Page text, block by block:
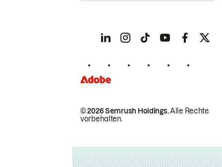
© 2026 Semrush Holdings.Alle Rechte
vorbehalten.